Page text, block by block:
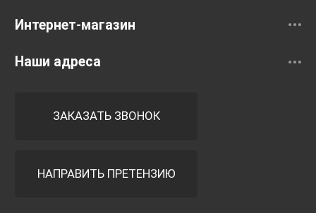
Интернет-магазин
Наши адреса
ЗАКАЗАТЬ ЗВОНОК
НАПРАВИТЬ ПРЕТЕНЗИЮ